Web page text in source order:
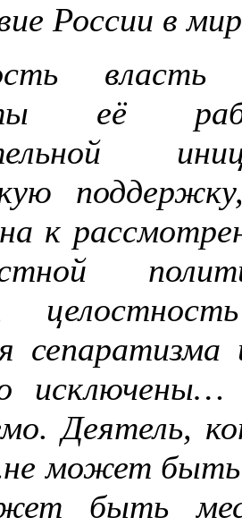
России в
власть
её
к
Деятель,
может
быть